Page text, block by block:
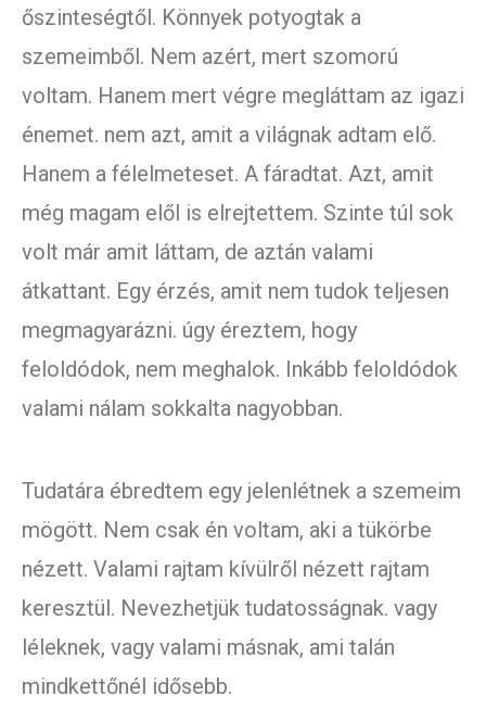
őszinteségtől. Könnyek potyogtak a
szemeimből. Nem azért, mert szomorú
voltam. Hanem mert végre megláttam az igazi
énemet. nem azt, amit a világnak adtam elő.
Hanem a félelmeteset. A fáradtat. Azt, amit
még magam elől is elrejtettem. Szinte túl sok
volt már amit láttam, de aztán valami
átkattant. Egy érzés, amit nem tudok teljesen
megmagyarázni. úgy éreztem, hogy
feloldódok, nem meghalok. Inkább feloldódok
valami nálam sokkalta nagyobban.
Tudatára ébredtem egy jelenlétnek a szemeim
mögött. Nem csak én voltam, aki a tükörbe
nézett. Valami rajtam kívülről nézett rajtam
keresztül. Nevezhetjük tudatosságnak. vagy
léleknek, vagy valami másnak, ami talán
mindkettőnél idősebb.